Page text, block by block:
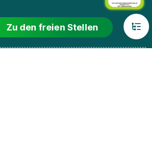
Zu den freien Stellen